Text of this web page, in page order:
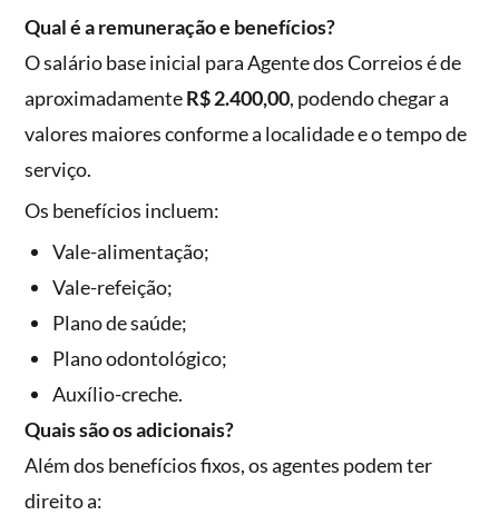
Qual é a remuneração e benefícios?
O salário base inicial para Agente dos Correios é de
aproximadamenteR$ 2.400,00, podendo chegar a
valores maiores conforme a localidade e o tempo de
serviço.
Os benefícios incluem:
Vale-alimentação;
Vale-refeição;
Plano de saúde;
Plano odontológico;
Auxílio-creche.
Quais são os adicionais?
Além dos benefícios fixos, os agentes podem ter
direito a: